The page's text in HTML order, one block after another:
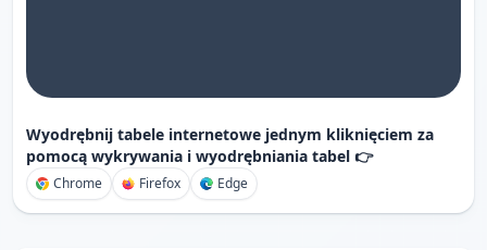
Wyodrębnij tabele internetowe jednym kliknięciem za
pomocą wykrywania i wyodrębniania tabel 👉
Chrome Firefox Edge